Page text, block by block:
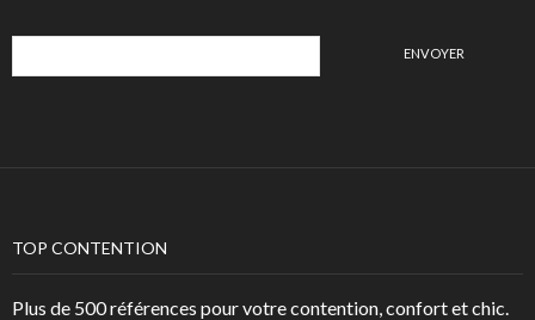
TOP CONTENTION
Plus de 500 références pour votre contention, confort et chic.